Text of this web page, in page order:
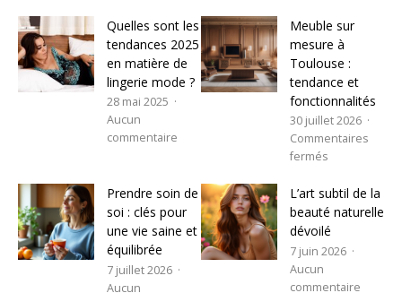
Quelles sont les
tendances 2025
en matière de
lingerie mode ?
28 mai 2025
Aucun
commentaire
Meuble sur
mesure à
Toulouse :
tendance et
fonctionnalités
30 juillet 2026
Commentaires
fermés
Prendre soin de
soi : clés pour
une vie saine et
équilibrée
7 juillet 2026
Aucun
L’art subtil de la
beauté naturelle
dévoilé
7 juin 2026
Aucun
commentaire